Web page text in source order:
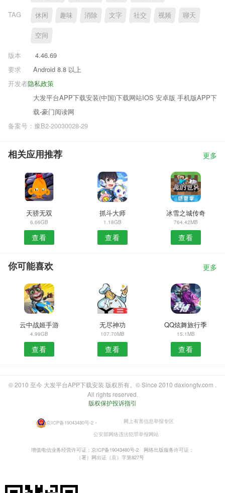
TAG 休闲 趣味 消除 文字 社交 视频 聊天
空间
版本
4.46.69
要求
Android 8.8 以上
隐私政策
开发者
大发平台APP下载安装(中国)下载网站IOS 安卓版 手机版APP下
载-豪门阅读网
备案号：豫B2-20030028-29
相关应用推荐 更多
天骄无双
6.66GB
查看
抓斗大师
1.18GB
查看
冰雪之城传奇
764.42MB
查看
你可能喜欢 更多
云中战姬手游
4.99GB
查看
无尽神功
107.70MB
查看
QQ炫舞旅行季
15.1MB
查看
© 2010 至今 大发平台APP下载安装 版权所有。© Since 2010 daxiongtv.com .
All rights reserved.
版权保护投诉指引
京ICP备19043480号-2 ・
网上有害信息举报专区
公安部网络违法犯罪举报网站
增值电信业务经营许可证：京ICP备19043480号-2
网络出版服务许可证：
（署）网出证（京）字第827号